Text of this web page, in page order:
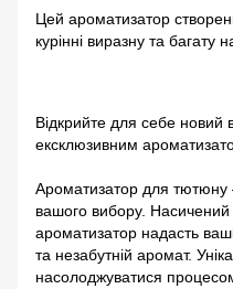
Цей ароматизатор
курінні виразну та багату
Відкрийте для себе
ексклюзивним
Ароматизатор для тютюну
вашого вибору. Насичений
ароматизатор надасть
та незабутній аромат.
насолоджуватися